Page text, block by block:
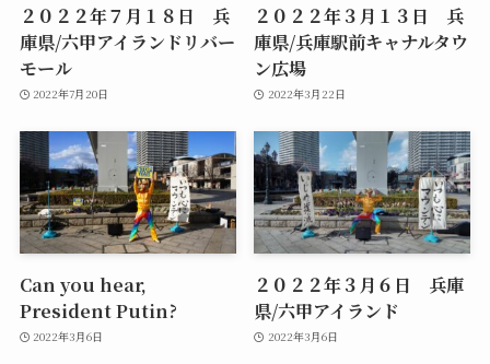
２０２２年７月１８日 兵
庫県/六甲アイランドリバー
モール
2022年7月20日
２０２２年３月１３日 兵
庫県/兵庫駅前キャナルタウ
ン広場
2022年3月22日
Can you hear,
President Putin?
2022年3月6日
２０２２年３月６日 兵庫
県/六甲アイランド
2022年3月6日